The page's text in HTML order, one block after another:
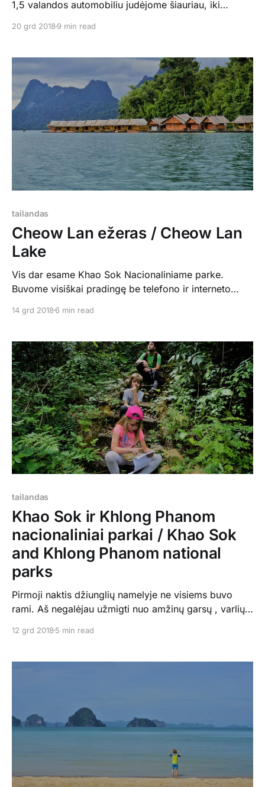
1,5 valandos automobiliu judėjome šiauriau, iki
Thong salą. Tiesa, prieš tai dar aplankėme nedidukę
buvo gana draugiškos. After visiting Khao Sok
National Park, we had a
20 grd 2018 9 min read
tailandas
Cheow Lan ežeras / Cheow Lan
Lake
Vis dar esame Khao Sok Nacionaliniame parke.
Buvome visiškai pradingę be telefono ir interneto
kelionę prie didelio dirbtinio Cheow Lan ežero, kur
Mūsų rajonėlyje susirinko grupė keturiolikos žmonių iš
įvairių šalių ir vairuotojas mus nuvežė iki ežero. Ten
14 grd 2018 6 min read
tailandas
Khao Sok ir Khlong Phanom
nacionaliniai parkai / Khao Sok
and Khlong Phanom national
parks
Pirmoji naktis džiunglių namelyje ne visiems buvo
rami. Aš negalėjau užmigti nuo amžinų garsų , varlių
nes devintą valandą jau mus vežė plaukti kajakais
truko nepilnas dvi valandas, su trumpu sustojimu
12 grd 2018 5 min read